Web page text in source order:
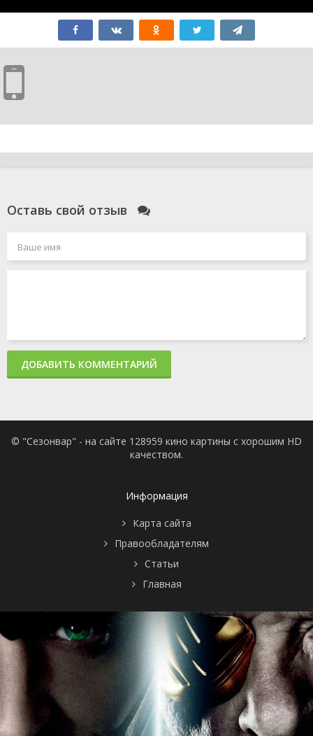
Оставь свой отзыв
ДОБАВИТЬ КОММЕНТАРИЙ
© "Сезонвар" - на сайте 128959 кино картины с хорошим HD
качеством.
Информация
Карта сайта
Правообладателям
Статьи
Главная